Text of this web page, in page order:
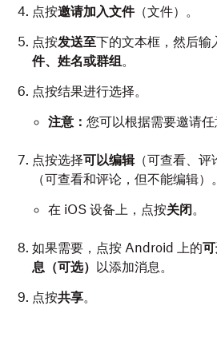
点按邀请加入文件（文件）。
点按发送至下的文本框，然后输
件、姓名或群组。
点按结果进行选择。
注意： 您可以根据需要邀请任
点按选择可以编辑（可查看、评
（可查看和评论，但不能编辑）。
在 iOS 设备上，点按关闭。
如果需要，点按 Android 上的
息（可选） 以添加消息。
点按共享。